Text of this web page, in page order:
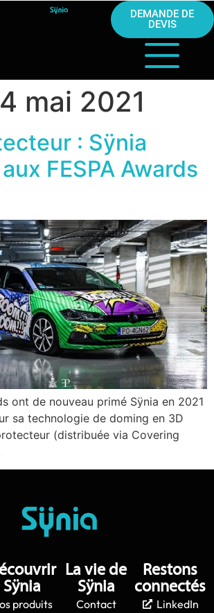
DEMANDE DE
DEVIS
4 mai 2021
: Sÿnia
FESPA Awards
ont de nouveau primé Sÿnia en 2021
sa technologie de doming en 3D
(distribuée via Covering
Sÿnia
produits
La vie de
Sÿnia
Contact
Restons
connectés
LinkedIn